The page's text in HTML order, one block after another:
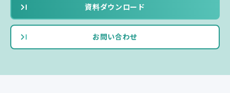
資料ダウンロード
お問い合わせ